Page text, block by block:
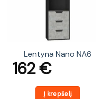
Lentyna Nano NA6
162€
Į krepšelį